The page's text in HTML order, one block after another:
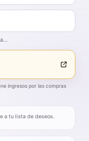
ingresos por las compras
a tu lista de deseos.